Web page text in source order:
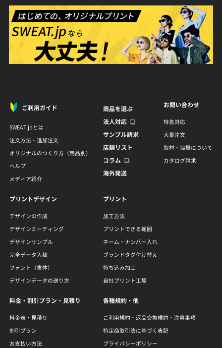
ご利用ガイド
SWEAT.jpとは
注文方法・追加注文
オリジナルのつくり方（商品別）
ヘルプ
メディア紹介
商品を選ぶ
法人対応
サンプル請求
店舗リスト
コラム
海外発送
お問い合わせ
特急対応
大量注文
取材・協賛について
カタログ請求
プリントデザイン
デザインの作成
デザインミーティング
デザインサンプル
完全データ入稿
フォント（書体）
デザインデータの送り方
プリント
加工方法
プリントできる範囲
ネーム・ナンバー入れ
ブランドタグ付け替え
持ち込み加工
自社プリント工場
料金・割引プラン・見積り
料金表・見積り
割引プラン
お支払い方法
各種規約・他
ご利用規約・返品交換規約・注意事項
特定商取引法に基づく表記
プライバシーポリシー